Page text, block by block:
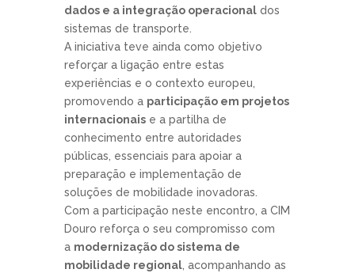
dados e a integração operacionaldos
sistemas de transporte.
A iniciativa teve ainda como objetivo
reforçar a ligação entre estas
experiências e o contexto europeu,
promovendo a participação em projetos
internacionaise a partilha de
conhecimento entre autoridades
públicas, essenciais para apoiar a
preparação e implementação de
soluções de mobilidade inovadoras.
Com a participação neste encontro, a CIM
Douro reforça o seu compromisso com
a modernização do sistema de
mobilidade regional, acompanhando as